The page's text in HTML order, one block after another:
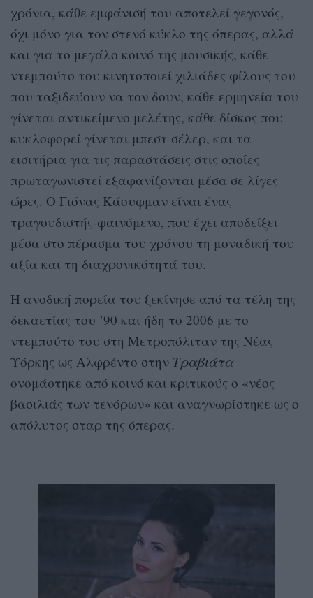
χρόνια, κάθε εμφάνισή του αποτελεί γεγονός,
όχι μόνο για τον στενό κύκλο της όπερας, αλλά
και για το μεγάλο κοινό της μουσικής, κάθε
ντεμπούτο του κινητοποιεί χιλιάδες φίλους του
που ταξιδεύουν να τον δουν, κάθε ερμηνεία του
γίνεται αντικείμενο μελέτης, κάθε δίσκος που
κυκλοφορεί γίνεται μπεστ σέλερ, και τα
εισιτήρια για τις παραστάσεις στις οποίες
πρωταγωνιστεί εξαφανίζονται μέσα σε λίγες
ώρες. Ο Γιόνας Κάουφμαν είναι ένας
τραγουδιστής-φαινόμενο, που έχει αποδείξει
μέσα στο πέρασμα του χρόνου τη μοναδική του
αξία και τη διαχρονικότητά του.
Η ανοδική πορεία του ξεκίνησε από τα τέλη της
δεκαετίας του ’90 και ήδη το 2006 με το
ντεμπούτο του στη Μετροπόλιταν της Νέας
Υόρκης ως Αλφρέντο στην Τραβιάτα
ονομάστηκε από κοινό και κριτικούς ο «νέος
βασιλιάς των τενόρων» και αναγνωρίστηκε ως ο
απόλυτος σταρ της όπερας.